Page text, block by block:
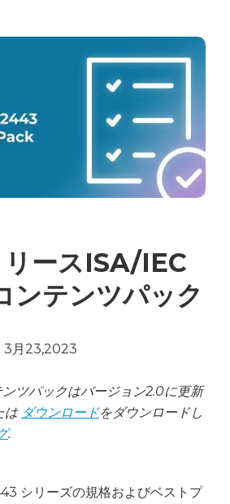
リースISA/IEC
ンテンツパック
3月23,2023
ツパックはバージョン2.0に更新
は ダウンロードをダウンロードし
.
シリーズの規格およびベストプ